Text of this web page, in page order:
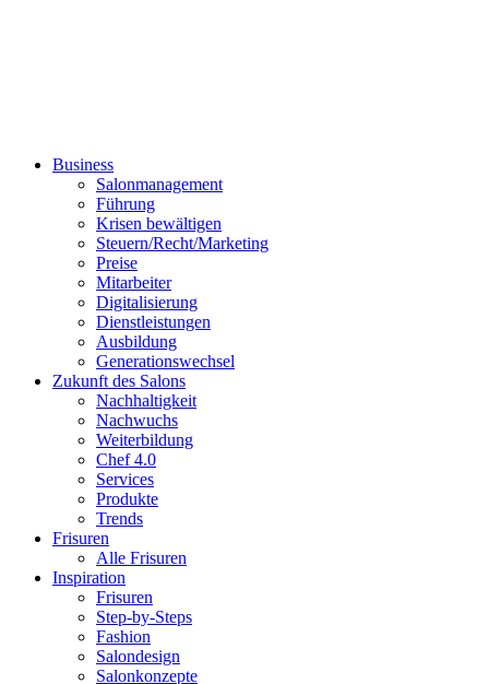
Business
Salonmanagement
Führung
Krisen bewältigen
Steuern/Recht/Marketing
Preise
Mitarbeiter
Digitalisierung
Dienstleistungen
Ausbildung
Generationswechsel
Zukunft des Salons
Nachhaltigkeit
Nachwuchs
Weiterbildung
Chef 4.0
Services
Produkte
Trends
Frisuren
Alle Frisuren
Inspiration
Frisuren
Step-by-Steps
Fashion
Salondesign
Salonkonzepte